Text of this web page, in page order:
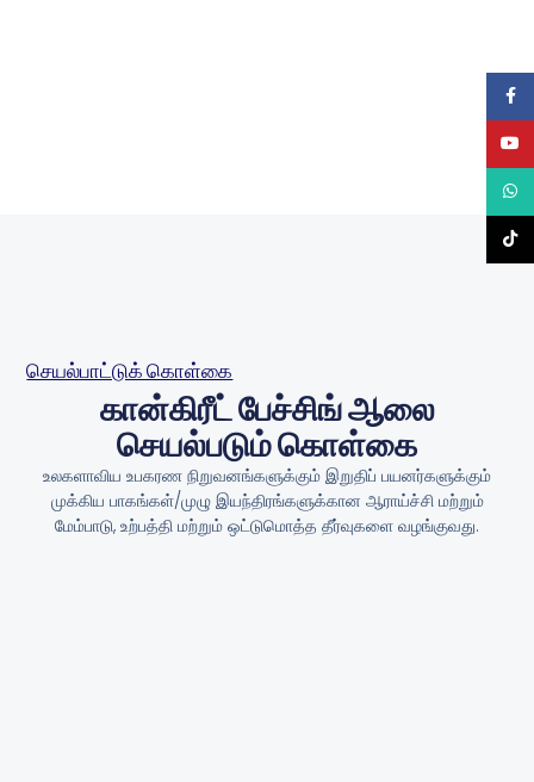
செயல்பாட்டுக் கொள்கை
கான்கிரீட் பேச்சிங் ஆலை
செயல்படும் கொள்கை
உலகளாவிய உபகரண நிறுவனங்களுக்கும் இறுதிப் பயனர்களுக்கும்
முக்கிய பாகங்கள்/முழு இயந்திரங்களுக்கான ஆராய்ச்சி மற்றும்
மேம்பாடு, உற்பத்தி மற்றும் ஒட்டுமொத்த தீர்வுகளை வழங்குவது.
யூடியூப்
டிக்